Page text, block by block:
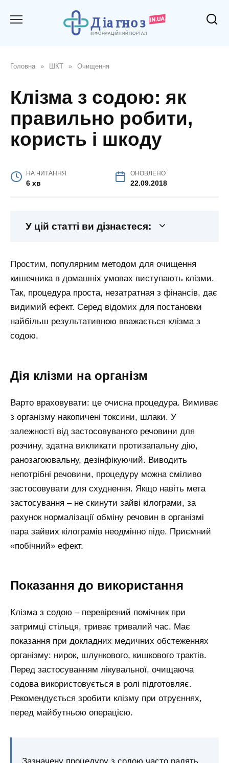
Головна » ШКТ » Очищення
Клізма з содою: як
правильно робити,
користь і шкоду
НА ЧИТАННЯ
6 хв
ОНОВЛЕНО
22.09.2018
У цій статті ви дізнаєтеся:
Простим, популярним методом для очищення
кишечника в домашніх умовах виступають клізми.
Так, процедура проста, незатратная з фінансів, дає
видимий ефект. Серед відомих для постановки
найбільш результативною вважається клізма з
содою.
Дія клізми на організм
Варто враховувати: це очисна процедура. Вимиває
з організму накопичені токсини, шлаки. У
залежності від застосовуваного речовини для
розчину, здатна викликати протизапальну дію,
ранозагоювальну, дезінфікуючий. Виводить
непотрібні речовини, процедуру можна сміливо
застосовувати для схуднення. Якщо навіть мета
застосування – не скинути зайві кілограми, за
рахунок нормалізації обміну речовин в організмі
пара зайвих кілограмів неодмінно піде. Приємний
«побічний» ефект.
Показання до використання
Клізма з содою – перевірений помічник при
затримці стільця, триває тривалий час. Має
показання при докладних медичних обстеженнях
організму: нирок, шлункового, кишкового трактів.
Перед застосуванням лікувальної, очищаюча
содова використовується в ролі підготовляє.
Рекомендується зробити клізму при отруєннях,
перед майбутньою операцією.
Зазначену процедуру з содою часто радять,